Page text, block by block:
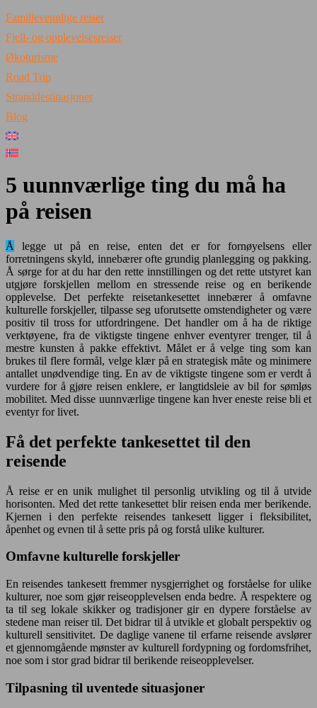
Familievennlige reiser
Fjell- og opplevelsesreiser
Økoturisme
Road Trip
Stranddestinasjoner
Blog
5 uunnværlige ting du må ha
på reisen
Å legge ut på en reise, enten det er for fornøyelsens eller
forretningens skyld, innebærer ofte grundig planlegging og pakking.
Å sørge for at du har den rette innstillingen og det rette utstyret kan
utgjøre forskjellen mellom en stressende reise og en berikende
opplevelse. Det perfekte reisetankesettet innebærer å omfavne
kulturelle forskjeller, tilpasse seg uforutsette omstendigheter og være
positiv til tross for utfordringene. Det handler om å ha de riktige
verktøyene, fra de viktigste tingene enhver eventyrer trenger, til å
mestre kunsten å pakke effektivt. Målet er å velge ting som kan
brukes til flere formål, velge klær på en strategisk måte og minimere
antallet unødvendige ting. En av de viktigste tingene som er verdt å
vurdere for å gjøre reisen enklere, er langtidsleie av bil for sømløs
mobilitet. Med disse uunnværlige tingene kan hver eneste reise bli et
eventyr for livet.
Få det perfekte tankesettet til den
reisende
Å reise er en unik mulighet til personlig utvikling og til å utvide
horisonten. Med det rette tankesettet blir reisen enda mer berikende.
Kjernen i den perfekte reisendes tankesett ligger i fleksibilitet,
åpenhet og evnen til å sette pris på og forstå ulike kulturer.
Omfavne kulturelle forskjeller
En reisendes tankesett fremmer nysgjerrighet og forståelse for ulike
kulturer, noe som gjør reiseopplevelsen enda bedre. Å respektere og
ta til seg lokale skikker og tradisjoner gir en dypere forståelse av
stedene man reiser til. Det bidrar til å utvikle et globalt perspektiv og
kulturell sensitivitet. De daglige vanene til erfarne reisende avslører
et gjennomgående mønster av kulturell fordypning og fordomsfrihet,
noe som i stor grad bidrar til berikende reiseopplevelser.
Tilpasning til uventede situasjoner